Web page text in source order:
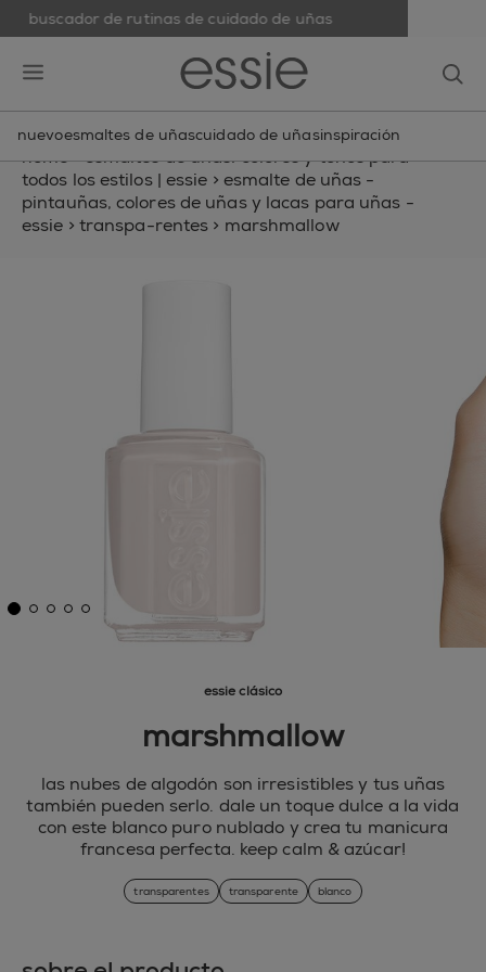
buscador de rutinas de cuidado de uñas
nuevoesmaltes de uñascuidado de uñasinspiración
home>esmaltes de uñas: colores y tonos para
todos los estilos | essie > esmalte de uñas -
pintauñas, colores de uñas y lacas para uñas -
essie > transpa-rentes > marshmallow
essie clásico
marshmallow
las nubes de algodón son irresistibles y tus uñas
también pueden serlo. dale un toque dulce a la vida
con este blanco puro nublado y crea tu manicura
francesa perfecta. keep calm & azúcar!
transparentes transparente blanco